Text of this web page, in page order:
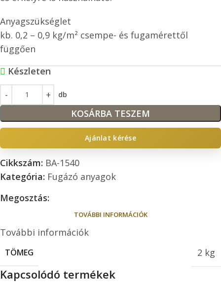
Anyagszükséglet
kb. 0,2 – 0,9 kg/m² csempe- és fugamérettől
függően
Készleten
db
KOSÁRBA TESZEM
Ajánlat kérése
Cikkszám: BA-1540
Kategória: Fugázó anyagok
Megosztás:
TOVÁBBI INFORMÁCIÓK
További információk
TÖMEG 2 kg
Kapcsolódó termékek